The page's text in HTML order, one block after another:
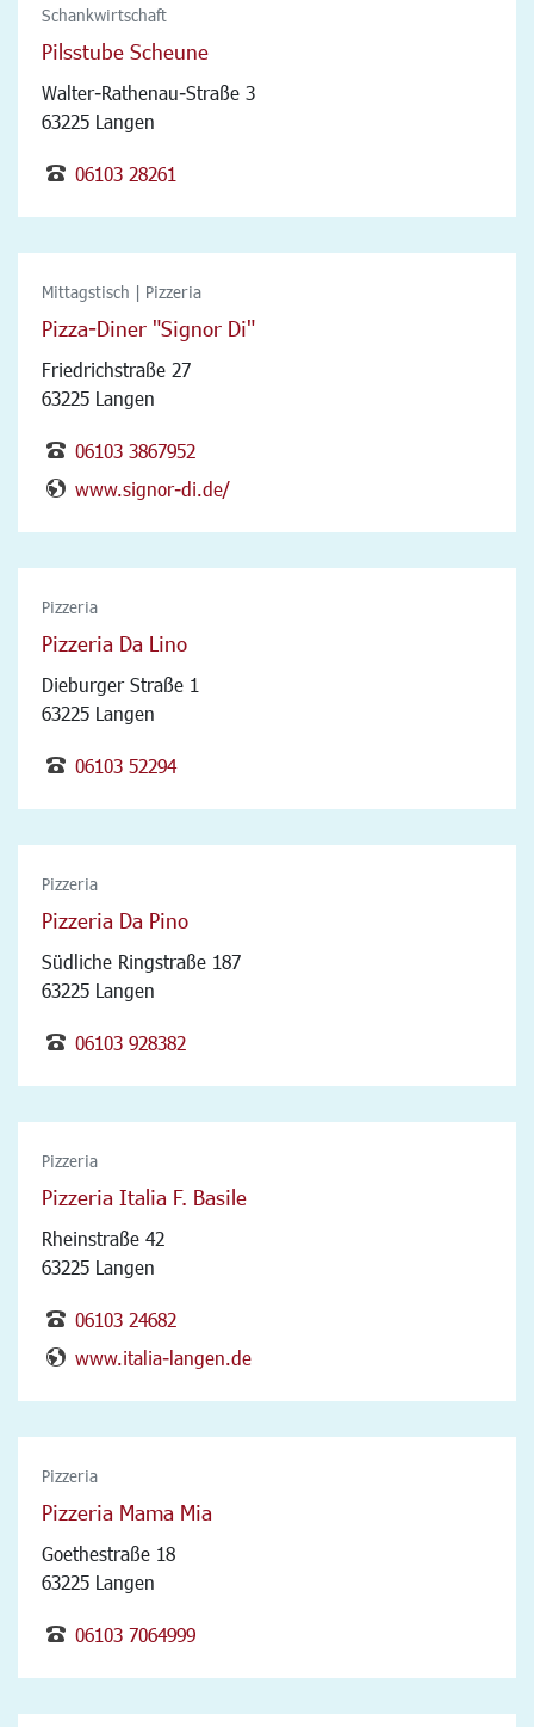
Schankwirtschaft
Pilsstube Scheune
Walter-Rathenau-Straße 3
63225 Langen
06103 28261
Mittagstisch | Pizzeria
Pizza-Diner "Signor Di"
Friedrichstraße 27
63225 Langen
06103 3867952
www.signor-di.de/
Pizzeria
Pizzeria Da Lino
Dieburger Straße 1
63225 Langen
06103 52294
Pizzeria
Pizzeria Da Pino
Südliche Ringstraße 187
63225 Langen
06103 928382
Pizzeria
Pizzeria Italia F. Basile
Rheinstraße 42
63225 Langen
06103 24682
www.italia-langen.de
Pizzeria
Pizzeria Mama Mia
Goethestraße 18
63225 Langen
06103 7064999